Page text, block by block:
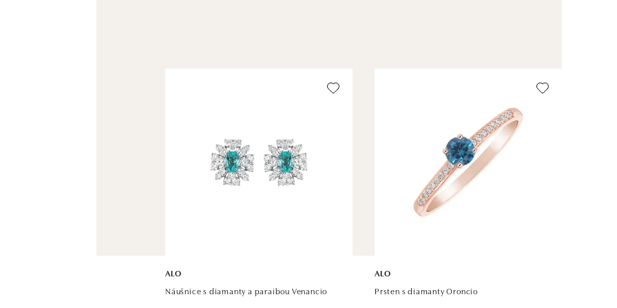
ALO
Náušnice s diamanty a paraibou Venancio
ALO
Prsten s diamanty Oroncio